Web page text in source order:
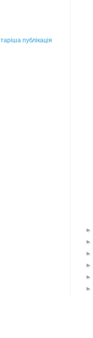
публікація
►
►
►
►
►
►